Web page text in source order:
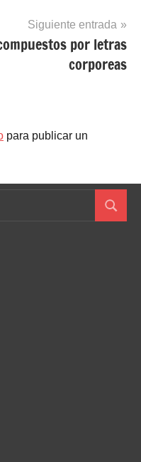
Siguiente entrada
por letras
corporeas
para publicar un
Buscar